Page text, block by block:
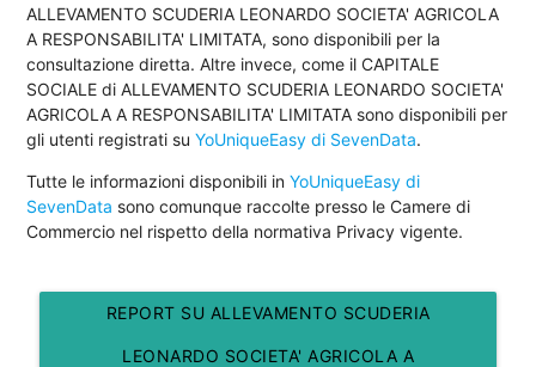
ALLEVAMENTO SCUDERIA LEONARDO SOCIETA' AGRICOLA
A RESPONSABILITA' LIMITATA, sono disponibili per la
consultazione diretta. Altre invece, come il CAPITALE
SOCIALE di ALLEVAMENTO SCUDERIA LEONARDO SOCIETA'
AGRICOLA A RESPONSABILITA' LIMITATA sono disponibili per
gli utenti registrati suYoUniqueEasy di SevenData.
Tutte le informazioni disponibili inYoUniqueEasy di
SevenData sono comunque raccolte presso le Camere di
Commercio nel rispetto della normativa Privacy vigente.
REPORT SU ALLEVAMENTO SCUDERIA
LEONARDO SOCIETA' AGRICOLA A